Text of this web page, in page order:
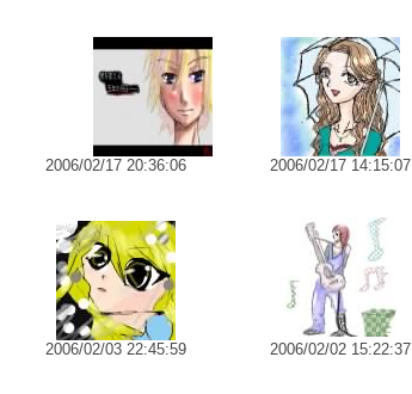
2006/02/17 20:36:06 2006/02/17 14:15:07
2006/02/03 22:45:59 2006/02/02 15:22:37